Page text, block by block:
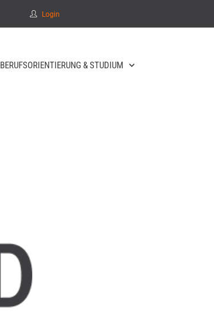
Login
BERUFSORIENTIERUNG & STUDIUM